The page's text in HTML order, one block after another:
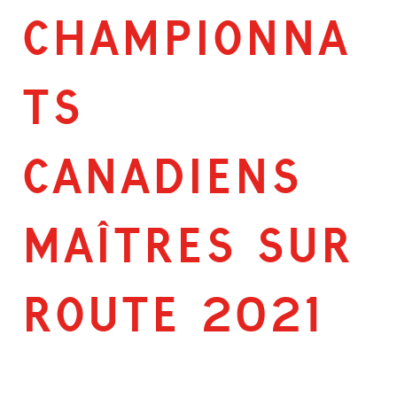
CHAMPIONNA
TS
CANADIENS
MAÎTRES SUR
ROUTE 2021